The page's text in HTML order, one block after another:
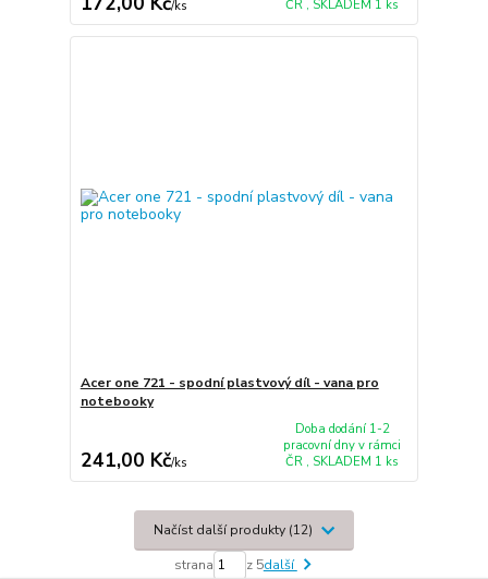
/ks
ČR , SKLADEM 1 ks
Acer one 721 - spodní plastvový díl - vana pro
notebooky
241,00 Kč/ks
Doba dodání 1-2
pracovní dny v rámci
ČR , SKLADEM 1 ks
Načíst další produkty (12)
strana z 5další